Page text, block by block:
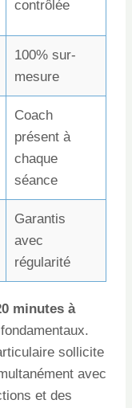
contrôlée
100% sur-
mesure
Coach
présent à
chaque
séance
Garantis
avec
régularité
minutes à
sollicite
avec
et des